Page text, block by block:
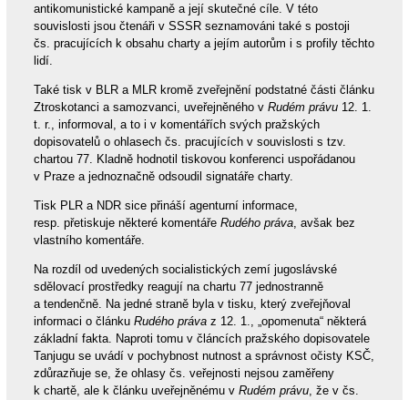
antikomunistické kampaně a její skutečné cíle. V této
souvislosti jsou čtenáři v SSSR seznamováni také s postoji
čs. pracujících k obsahu charty a jejím autorům i s profily těchto
lidí.
Také tisk v BLR a MLR kromě zveřejnění podstatné části článku
Ztroskotanci a samozvanci, uveřejněného v Rudém právu12. 1.
t. r., informoval, a to i v komentářích svých pražských
dopisovatelů o ohlasech čs. pracujících v souvislosti s tzv.
chartou 77. Kladně hodnotil tiskovou konferenci uspořádanou
v Praze a jednoznačně odsoudil signatáře charty.
Tisk PLR a NDR sice přináší agenturní informace,
resp. přetiskuje některé komentáře Rudého práva, avšak bez
vlastního komentáře.
Na rozdíl od uvedených socialistických zemí jugoslávské
sdělovací prostředky reagují na chartu 77 jednostranně
a tendenčně. Na jedné straně byla v tisku, který zveřejňoval
informaci o článku Rudého právaz 12. 1., „opomenuta“ některá
základní fakta. Naproti tomu v článcích pražského dopisovatele
Tanjugu se uvádí v pochybnost nutnost a správnost očisty KSČ,
zdůrazňuje se, že ohlasy čs. veřejnosti nejsou zaměřeny
k chartě, ale k článku uveřejněnému v Rudém právu, že v čs.